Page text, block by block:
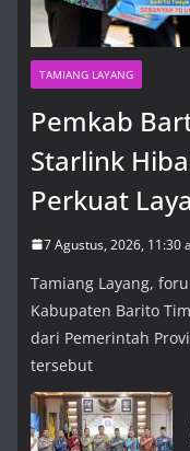
TAMIANG LAYANG
Pemkab
Starlink
Perkuat
7 Agustus, 2026, 11:30
Tamiang Layang,
Kabupaten Barito
dari Pemerintah
tersebut